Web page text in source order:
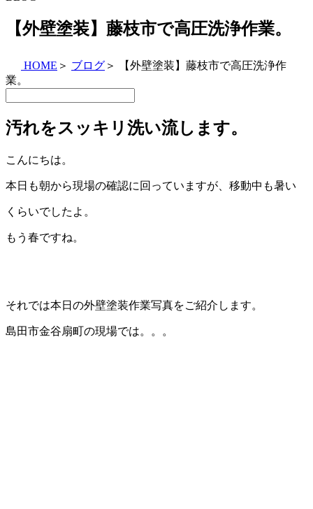
【外壁塗装】藤枝市で高圧洗浄作業。
HOME ＞ ブログ ＞
【外壁塗装】藤枝市で高圧洗浄作
業。
汚れをスッキリ洗い流します。
こんにちは。
本日も朝から現場の確認に回っていますが、移動中も暑い
くらいでしたよ。
もう春ですね。
それでは本日の外壁塗装作業写真をご紹介します。
島田市金谷扇町の現場では。。。